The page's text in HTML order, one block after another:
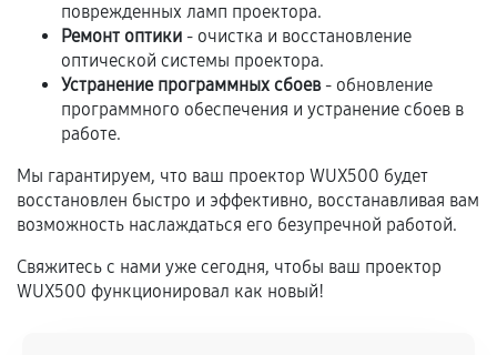
Если комплектующие куплены
самостоятельно
Гарантия на выполненные работы может
соблюдены следующие условия:
Предоставленные детали подходят по
техническим параметрам и не имеют внешних
дефектов.
Установка была выполнена нашим сервисным
поврежденных ламп проектора.
Ремонт оптики - очистка и восстановление
оптической системы проектора.
Устранение программных сбоев- обновление
программного обеспечения и устранение сбоев в
работе.
Мы гарантируем, что ваш проектор WUX500 будет
восстановлен быстро и эффективно, восстанавливая вам
возможность наслаждаться его безупречной работой.
Свяжитесь с нами уже сегодня, чтобы ваш проектор
WUX500 функционировал как новый!